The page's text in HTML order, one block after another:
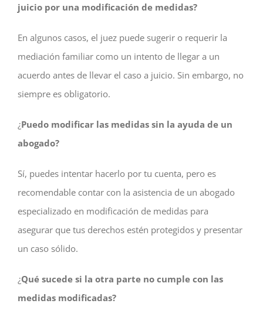
juicio por una modificación de medidas?
En algunos casos, el juez puede sugerir o requerir la
mediación familiar como un intento de llegar a un
acuerdo antes de llevar el caso a juicio. Sin embargo, no
siempre es obligatorio.
¿Puedo modificar las medidas sin la ayuda de un
abogado?
Sí, puedes intentar hacerlo por tu cuenta, pero es
recomendable contar con la asistencia de un abogado
especializado en modificación de medidas para
asegurar que tus derechos estén protegidos y presentar
un caso sólido.
¿Qué sucede si la otra parte no cumple con las
medidas modificadas?